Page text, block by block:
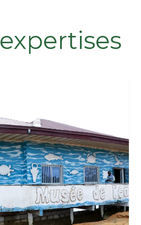
expertises